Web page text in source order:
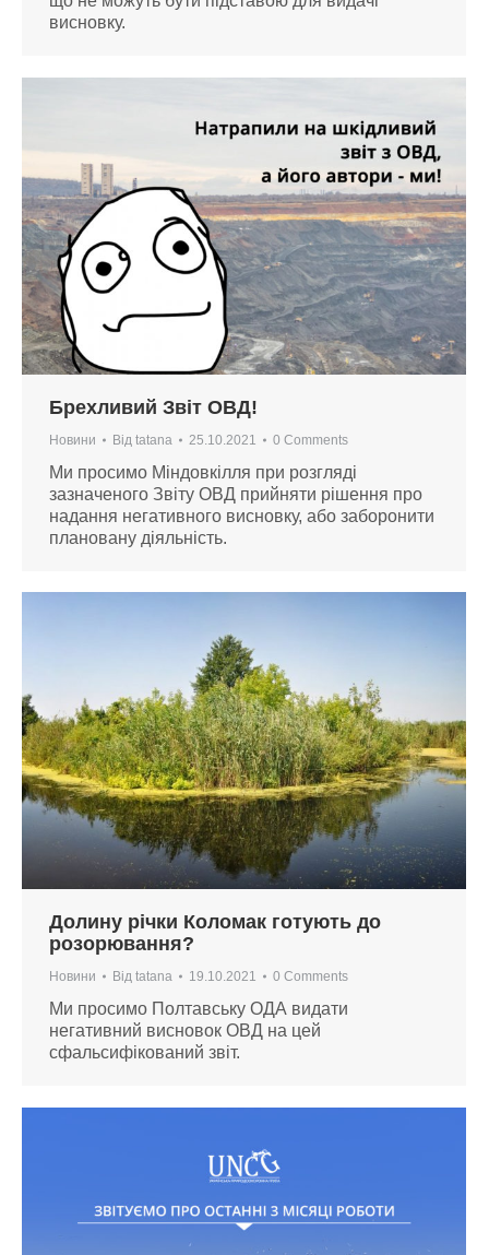
висновку.
Брехливий Звіт ОВД!
Новини Від tatana 25.10.2021 0 Comments
Ми просимо Міндовкілля при розгляді
зазначеного Звіту ОВД прийняти рішення про
надання негативного висновку, або заборонити
плановану діяльність.
Долину річки Коломак готують до
розорювання?
Новини Від tatana 19.10.2021 0 Comments
Ми просимо Полтавську ОДА видати
негативний висновок ОВД на цей
сфальсифікований звіт.